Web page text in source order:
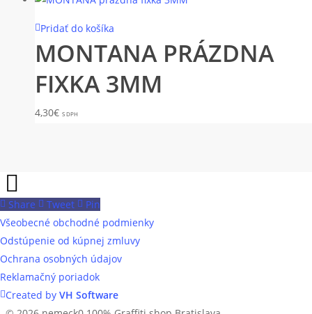
Pridať do košíka
MONTANA PRÁZDNA
FIXKA 3MM
4,30€ S DPH
Share Tweet
Pin
Všeobecné obchodné podmienky
Odstúpenie od kúpnej zmluvy
Ochrana osobných údajov
Reklamačný poriadok
facebook
Created by VH Software